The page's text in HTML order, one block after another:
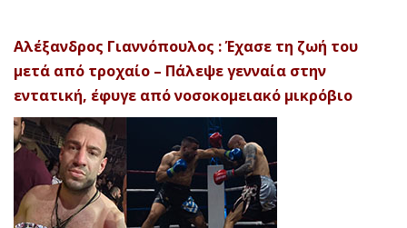
Αλέξανδρος Γιαννόπουλος : Έχασε τη ζωή του
μετά από τροχαίο – Πάλεψε γενναία στην
εντατική, έφυγε από νοσοκομειακό μικρόβιο